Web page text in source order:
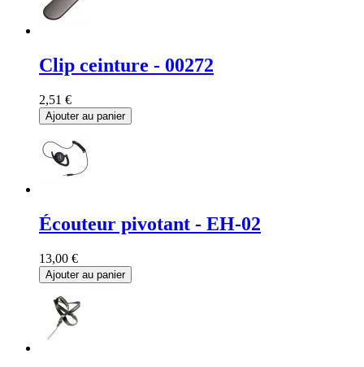
Clip ceinture - 00272
2,51 €
Ajouter au panier
Écouteur pivotant - EH-02
13,00 €
Ajouter au panier